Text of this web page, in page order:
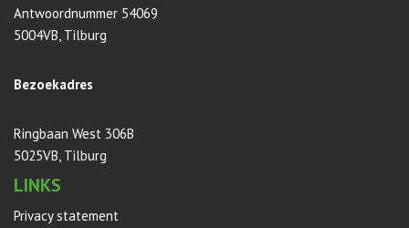
Antwoordnummer 54069
5004VB, Tilburg
Bezoekadres
Ringbaan West 306B
5025VB, Tilburg
LINKS
Privacy statement